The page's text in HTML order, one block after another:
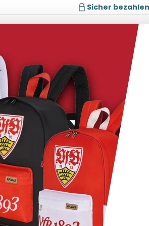
Sicher bezahlen
Flaschen & Dosen